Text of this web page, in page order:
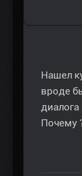
Нашел
вроде
Почему